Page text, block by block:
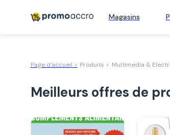
Magasins
Page d'accueil > Produits > Multimedia &
Meilleurs offres de